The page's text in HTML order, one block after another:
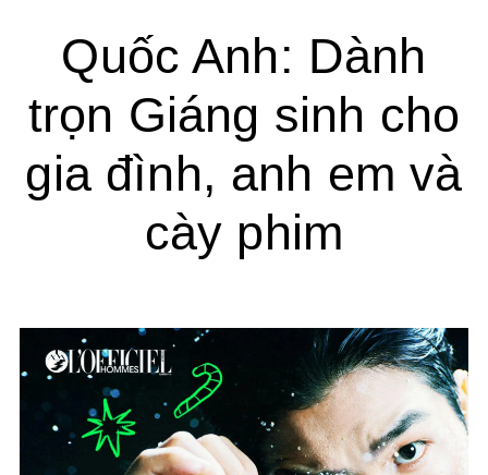
Quốc Anh: Dành
trọn Giáng sinh cho
gia đình, anh em và
cày phim